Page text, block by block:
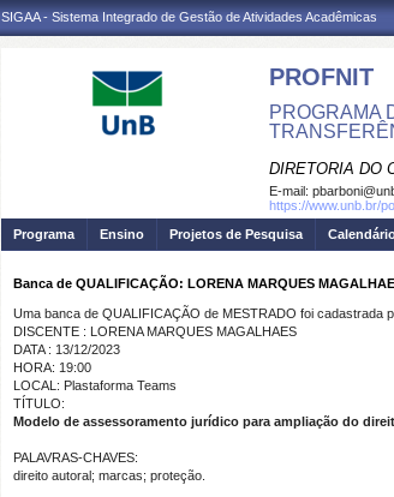
SIGAA - Sistema Integrado de Gestão de Atividades Acadêmicas
PROFNIT
PROGRAMA
DIRETORIA DO
E-mail:
https://www.unb.br/
Programa
Ensino Projetos de Pesquisa
Banca de QUALIFICAÇÃO: LORENA MARQUES
Uma banca de QUALIFICAÇÃO de MESTRADO foi cadastrada
DISCENTE : LORENA MARQUES MAGALHAES
DATA : 13/12/2023
HORA: 19:00
LOCAL: Plastaforma Teams
TÍTULO:
Modelo de assessoramento jurídico para ampliação do
PALAVRAS-CHAVES:
direito autoral; marcas; proteção.